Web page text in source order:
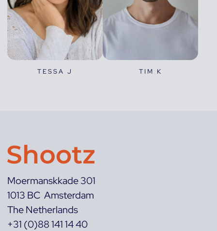
TESSA J TIM K
Moermanskkade 301
1013 BC Amsterdam
The Netherlands
+31 (0)88 141 14 40